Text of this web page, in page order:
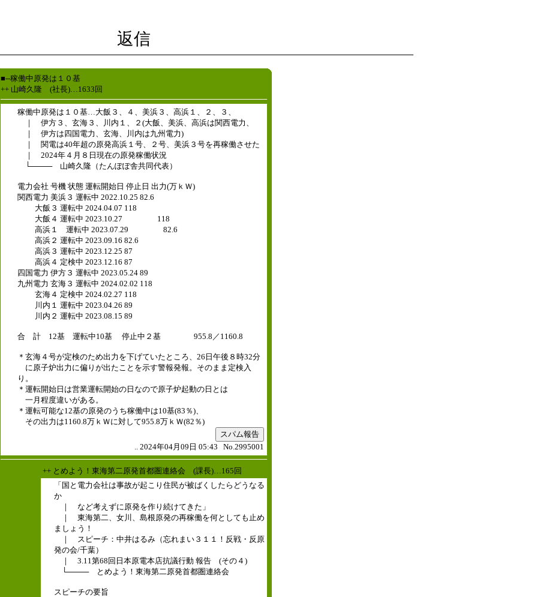
返信
■--稼働中原発は１０基
++ 山崎久隆 (社長)…1633回
稼働中原発は１０基…大飯３、４、美浜３、高浜１、２、３、
｜ 伊方３、玄海３、川内１、２(大飯、美浜、高浜は関西電力、
｜ 伊方は四国電力、玄海、川内は九州電力)
｜ 関電は40年超の原発高浜１号、２号、美浜３号を再稼働させた
｜ 2024年４月８日現在の原発稼働状況
└──── 山崎久隆（たんぽぽ舎共同代表）
電力会社 号機 状態 運転開始日 停止日 出力(万ｋＷ)
関西電力 美浜３ 運転中 2022.10.25 82.6
大飯３ 運転中 2024.04.07 118
大飯４ 運転中 2023.10.27 118
高浜１ 運転中 2023.07.29 82.6
高浜２ 運転中 2023.09.16 82.6
高浜３ 運転中 2023.12.25 87
高浜４ 定検中 2023.12.16 87
四国電力 伊方３ 運転中 2023.05.24 89
九州電力 玄海３ 運転中 2024.02.02 118
玄海４ 定検中 2024.02.27 118
川内１ 運転中 2023.04.26 89
川内２ 運転中 2023.08.15 89
合 計 12基 運転中10基 停止中２基 955.8／1160.8
＊玄海４号が定検のため出力を下げていたところ、26日午後８時32分
に原子炉出力に偏りが出たことを示す警報発報。そのまま定検入
り。
＊運転開始日は営業運転開始の日なので原子炉起動の日とは
一月程度違いがある。
＊運転可能な12基の原発のうち稼働中は10基(83％)、
その出力は1160.8万ｋＷに対して955.8万ｋＷ(82％)
スパム報告
.. 2024年04月09日 05:43 No.2995001
++ とめよう！東海第二原発首都圏連絡会 (課長)…165回
「国と電力会社は事故が起こり住民が被ばくしたらどうなる
か
｜ など考えずに原発を作り続けてきた」
｜ 東海第二、女川、島根原発の再稼働を何としても止め
ましょう！
｜ スピーチ：中井はるみ（忘れまい３１１！反戦・反原
発の会/千葉）
｜ 3.11第68回日本原電本店抗議行動 報告 (その４)
└──── とめよう！東海第二原発首都圏連絡会
スピーチの要旨